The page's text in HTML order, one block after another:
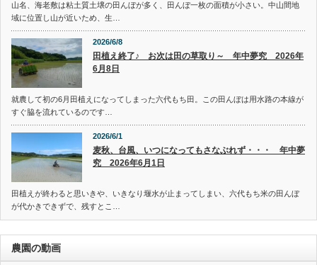
山名、海老敷は粘土質土壌の田んぼが多く、田んぼ一枚の面積が小さい。中山間地
域に位置し山が近いため、生…
2026/6/8
田植え終了♪ お次は田の草取り～ 年中夢究 2026年
6月8日
就農して初の6月田植えになってしまった六代もち田。この田んぼは用水路の本線が
すぐ脇を流れているのです…
2026/6/1
麦秋、台風、いつになってもさなぶれず・・・ 年中夢
究 2026年6月1日
田植えが終わると思いきや、いきなり堰水が止まってしまい、六代もち米の田んぼ
が代かきできずで、残すとこ…
農園の動画